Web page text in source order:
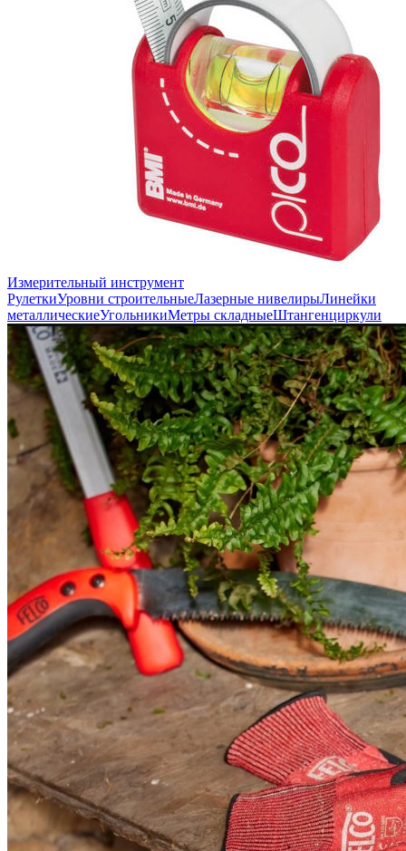
Измерительный инструмент
РулеткиУровни строительныеЛазерные нивелирыЛинейки
металлическиеУгольникиМетры складныеШтангенциркули